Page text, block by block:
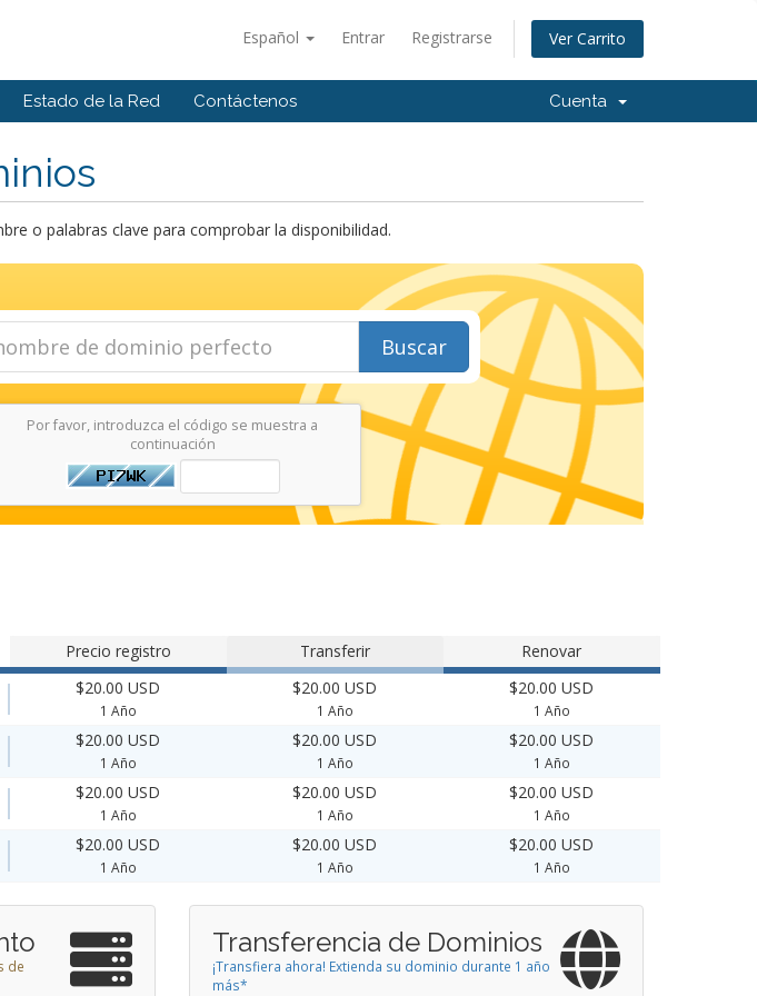
Español Entrar Registrarse Ver Carrito
Estado de la Red Contáctenos Cuenta
o palabras clave para comprobar la disponibilidad.
Buscar
Por favor, introduzca el código se muestra a
continuación
Precio registro Transferir Renovar
$20.00 USD
1 Año
$20.00 USD
1 Año
$20.00 USD
1 Año
$20.00 USD
1 Año
$20.00 USD
1 Año
$20.00 USD
1 Año
$20.00 USD
1 Año
$20.00 USD
1 Año
$20.00 USD
1 Año
$20.00 USD
1 Año
$20.00 USD
1 Año
$20.00 USD
1 Año
de
Transferencia de Dominios
¡Transfiera ahora! Extienda su dominio durante 1 año
más*